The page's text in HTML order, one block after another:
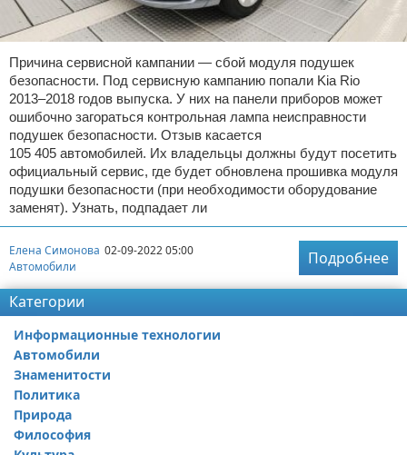
Причина сервисной кампании — сбой модуля подушек
безопасности. Под сервисную кампанию попали Kia Rio
2013–2018 годов выпуска. У них на панели приборов может
ошибочно загораться контрольная лампа неисправности
подушек безопасности. Отзыв касается
105 405 автомобилей. Их владельцы должны будут посетить
официальный сервис, где будет обновлена прошивка модуля
подушки безопасности (при необходимости оборудование
заменят). Узнать, подпадает ли
Елена Симонова 02-09-2022 05:00
Автомобили
Подробнее
Категории
Информационные технологии
Автомобили
Знаменитости
Политика
Природа
Философия